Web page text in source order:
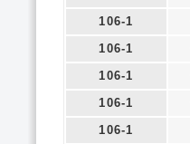
106-1
106-1
106-1
106-1
106-1